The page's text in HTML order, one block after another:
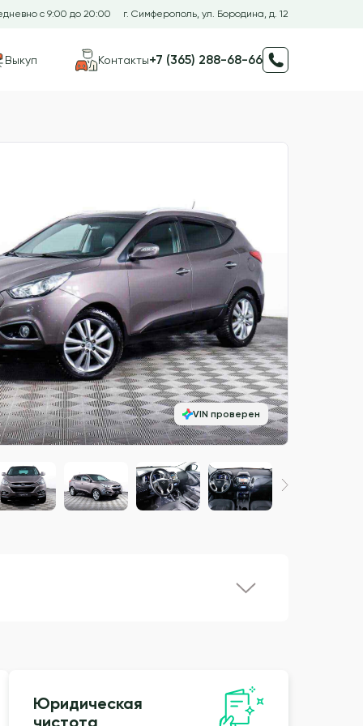
с 9:00 до 20:00 г. Симферополь, ул. Бородина, д. 12
Выкуп Контакты+7 (365) 288-68-66
VIN проверен
Юридическая
чистота